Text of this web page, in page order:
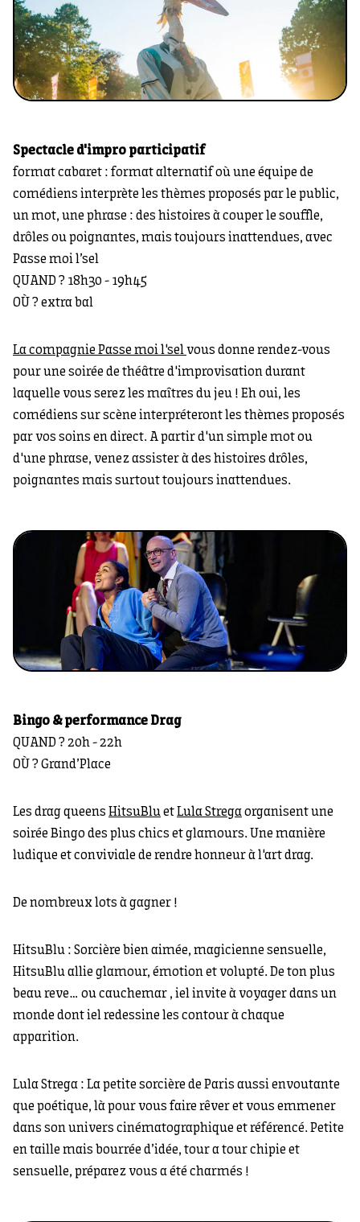
Spectacle d'impro participatif
format cabaret : format alternatif où une équipe de
comédiens interprète les thèmes proposés par le public,
un mot, une phrase : des histoires à couper le souffle,
drôles ou poignantes, mais toujours inattendues, avec
Passe moi l’sel
QUAND ? 18h30 - 19h45
OÙ ? extra bal
La compagnie Passe moi l'selvous donne rendez-vous
pour une soirée de théâtre d'improvisation durant
laquelle vous serez les maîtres du jeu ! Eh oui, les
comédiens sur scène interpréteront les thèmes proposés
par vos soins en direct. A partir d'un simple mot ou
d'une phrase, venez assister à des histoires drôles,
poignantes mais surtout toujours inattendues.
Bingo & performanceDrag
QUAND ? 20h - 22h
OÙ ? Grand’Place
Les drag queens HitsuBluetLula Stregaorganisent une
soirée Bingo des plus chics et glamours. Une manière
ludique et conviviale de rendre honneur à l'art drag.
De nombreux lots à gagner !
HitsuBlu : Sorcière bien aimée, magicienne sensuelle,
HitsuBlu allie glamour, émotion et volupté. De ton plus
beau reve… ou cauchemar , iel invite à voyager dans un
monde dont iel redessine les contour à chaque
apparition.
Lula Strega : La petite sorcière de Paris aussi envoutante
que poétique, là pour vous faire rêver et vous emmener
dans son univers cinématographique et référencé. Petite
en taille mais bourrée d’idée, tour a tour chipie et
sensuelle, préparez vous a été charmés !